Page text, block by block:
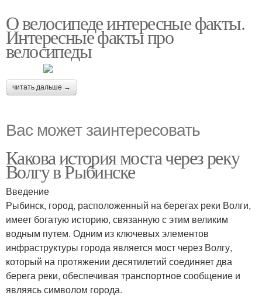
О велосипеде интересные факты.
Интересные факты про
велосипеды
читать дальше →
Вас может заинтересовать
Какова история моста через реку
Волгу в Рыбинске
Введение
Рыбинск, город, расположенный на берегах реки Волги,
имеет богатую историю, связанную с этим великим
водным путем. Одним из ключевых элементов
инфраструктуры города является мост через Волгу,
который на протяжении десятилетий соединяет два
берега реки, обеспечивая транспортное сообщение и
являясь символом города.